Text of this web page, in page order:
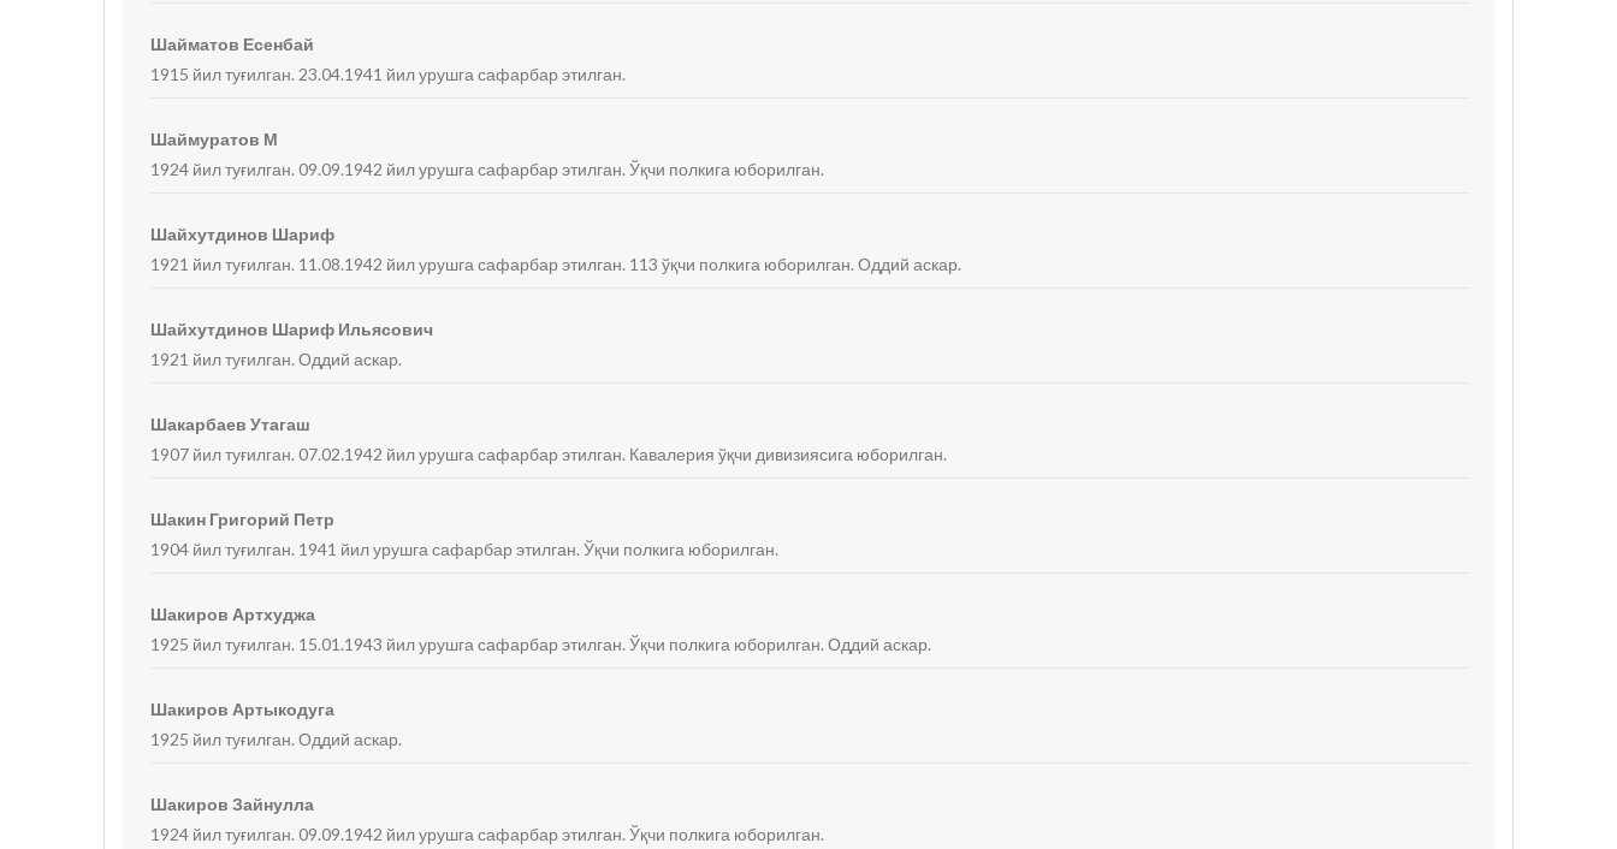
Шайматов Есенбай
1915 йил туғилган. 23.04.1941 йил урушга сафарбар этилган.
Шаймуратов М
1924 йил туғилган. 09.09.1942 йил урушга сафарбар этилган. Ўқчи полкига юборилган.
Шайхутдинов Шариф
1921 йил туғилган. 11.08.1942 йил урушга сафарбар этилган. 113 ўқчи полкига юборилган. Оддий аскар.
Шайхутдинов Шариф Ильясович
1921 йил туғилган. Оддий аскар.
Шакарбаев Утагаш
1907 йил туғилган. 07.02.1942 йил урушга сафарбар этилган. Кавалерия ўқчи дивизиясига юборилган.
Шакин Григорий Петр
1904 йил туғилган. 1941 йил урушга сафарбар этилган. Ўқчи полкига юборилган.
Шакиров Артхуджа
1925 йил туғилган. 15.01.1943 йил урушга сафарбар этилган. Ўқчи полкига юборилган. Оддий аскар.
Шакиров Артыкодуга
1925 йил туғилган. Оддий аскар.
Шакиров Зайнулла
1924 йил туғилган. 09.09.1942 йил урушга сафарбар этилган. Ўқчи полкига юборилган.